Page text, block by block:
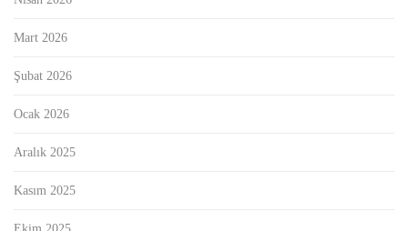
Mart 2026
Şubat 2026
Ocak 2026
Aralık 2025
Kasım 2025